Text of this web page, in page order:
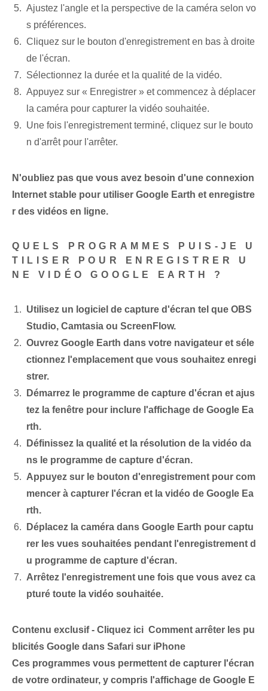
Ajustez l'angle et la perspective de la caméra selon vo
s préférences.
Cliquez sur le bouton d'enregistrement en bas à droite
de l'écran.
Sélectionnez la durée et la qualité de la vidéo.
Appuyez sur « Enregistrer » et commencez à déplacer
la caméra pour capturer la vidéo souhaitée.
Une fois l'enregistrement terminé, cliquez sur le bouto
n d'arrêt pour l'arrêter.
N'oubliez pas que vous avez besoin d'une connexion
Internet stable pour utiliser Google Earth et enregistre
r des vidéos en ligne.
QUELS PROGRAMMES PUIS-JE U
TILISER POUR ENREGISTRER U
NE VIDÉO GOOGLE EARTH ?
Utilisez un logiciel de capture d'écran tel que OBS
Studio, Camtasia ou ScreenFlow.
Ouvrez Google Earth dans votre navigateur et séle
ctionnez l'emplacement que vous souhaitez enregi
strer.
Démarrez le programme de capture d'écran et ajus
tez la fenêtre pour inclure l'affichage de Google Ea
rth.
Définissez la qualité et la résolution de la vidéo da
ns le programme de capture d'écran.
Appuyez sur le bouton d'enregistrement pour com
mencer à capturer l'écran et la vidéo de Google Ea
rth.
Déplacez la caméra dans Google Earth pour captu
rer les vues souhaitées pendant l'enregistrement d
u programme de capture d'écran.
Arrêtez l'enregistrement une fois que vous avez ca
pturé toute la vidéo souhaitée.
Contenu exclusif - Cliquez ici Comment arrêter les pu
blicités Google dans Safari sur iPhone
Ces programmes vous permettent de capturer l'écran
de votre ordinateur, y compris l'affichage de Google E